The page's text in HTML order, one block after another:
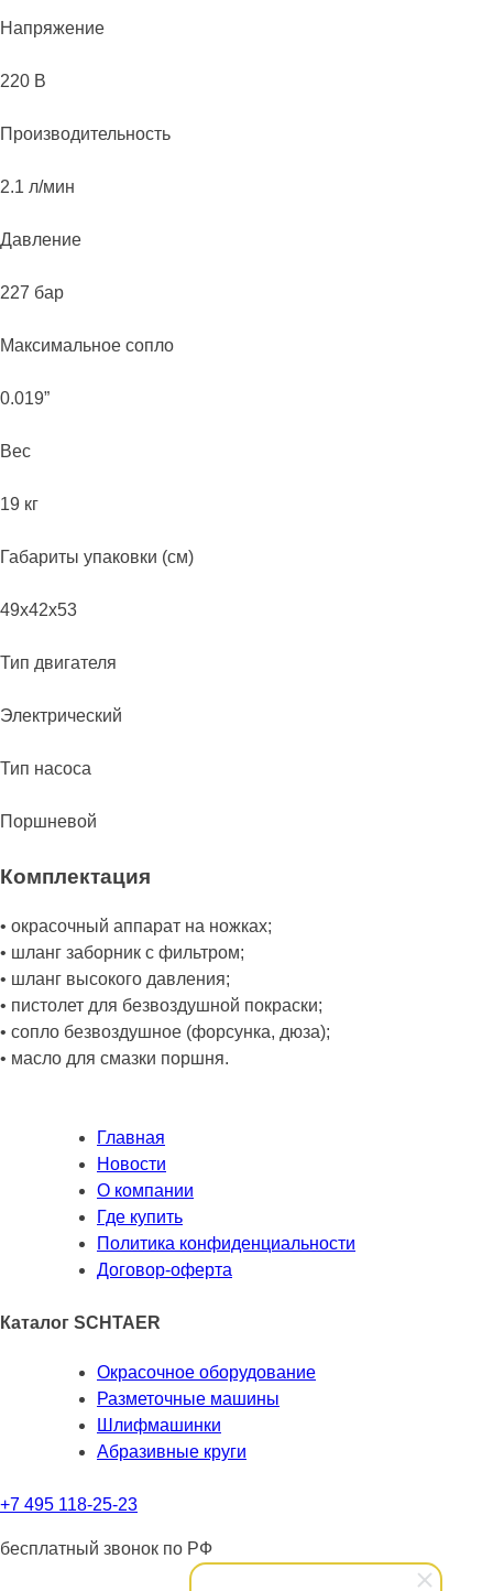
Напряжение
220 В
Производительность
2.1 л/мин
Давление
227 бар
Максимальное сопло
0.019”
Вес
19 кг
Габариты упаковки (см)
49х42х53
Тип двигателя
Электрический
Тип насоса
Поршневой
Комплектация
• окрасочный аппарат на ножках;
• шланг заборник с фильтром;
• шланг высокого давления;
• пистолет для безвоздушной покраски;
• сопло безвоздушное (форсунка, дюза);
• масло для смазки поршня.
Главная
Новости
О компании
Где купить
Политика конфиденциальности
Договор-оферта
Каталог SCHTAER
Окрасочное оборудование
Разметочные машины
Шлифмашинки
Абразивные круги
+7 495 118-25-23
бесплатный звонок по РФ